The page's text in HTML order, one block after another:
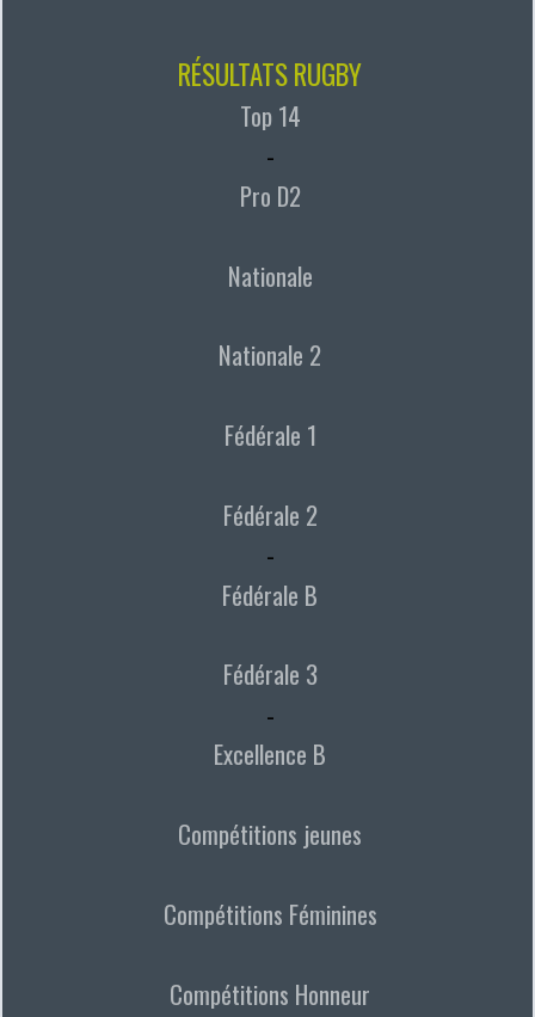
RÉSULTATS RUGBY
Top 14
-
Pro D2
Nationale
Nationale 2
Fédérale 1
Fédérale 2
-
Fédérale B
Fédérale 3
-
Excellence B
Compétitions jeunes
Compétitions Féminines
Compétitions Honneur